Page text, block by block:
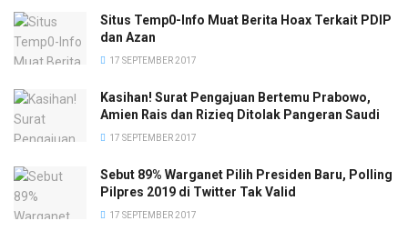
Situs Temp0-Info Muat Berita Hoax Terkait PDIP
dan Azan
17 SEPTEMBER 2017
Kasihan! Surat Pengajuan Bertemu Prabowo,
Amien Rais dan Rizieq Ditolak Pangeran Saudi
17 SEPTEMBER 2017
Sebut 89% Warganet Pilih Presiden Baru, Polling
Pilpres 2019 di Twitter Tak Valid
17 SEPTEMBER 2017